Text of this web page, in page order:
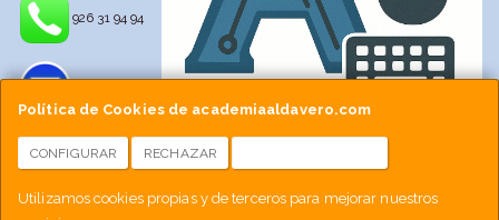
Política de Cookies de academiaaldavero.com
CONFIGURAR RECHAZAR
Utilizamos cookies propias y de terceros para mejorar nuestros
926 31 94 94